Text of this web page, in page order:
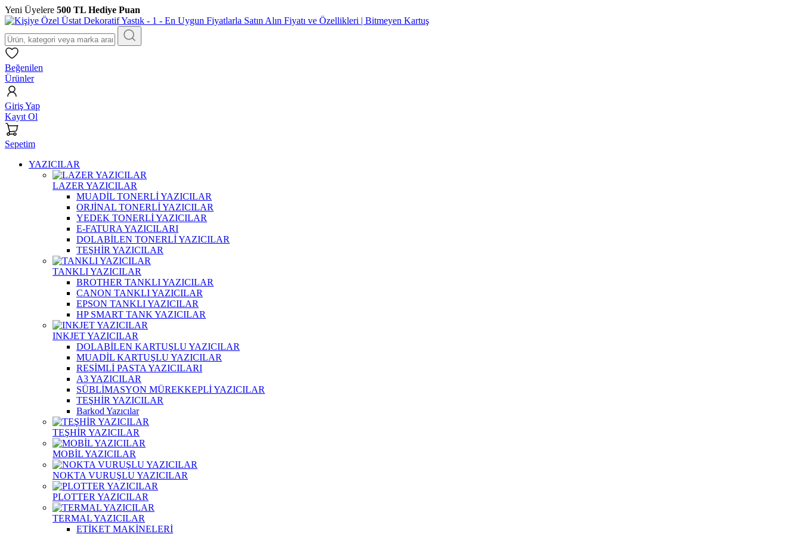
Yeni Üyelere 500 TL Hediye Puan
Beğenilen
Ürünler
Giriş Yap
Kayıt Ol
Sepetim
YAZICILAR
LAZER YAZICILAR
MUADİL TONERLİ YAZICILAR
ORJİNAL TONERLİ YAZICILAR
YEDEK TONERLİ YAZICILAR
E-FATURA YAZICILARI
DOLABİLEN TONERLİ YAZICILAR
TEŞHİR YAZICILAR
TANKLI YAZICILAR
BROTHER TANKLI YAZICILAR
CANON TANKLI YAZICILAR
EPSON TANKLI YAZICILAR
HP SMART TANK YAZICILAR
INKJET YAZICILAR
DOLABİLEN KARTUŞLU YAZICILAR
MUADİL KARTUŞLU YAZICILAR
RESİMLİ PASTA YAZICILARI
A3 YAZICILAR
SÜBLİMASYON MÜREKKEPLİ YAZICILAR
TEŞHİR YAZICILAR
Barkod Yazıcılar
TEŞHİR YAZICILAR
MOBİL YAZICILAR
NOKTA VURUŞLU YAZICILAR
PLOTTER YAZICILAR
TERMAL YAZICILAR
ETİKET MAKİNELERİ